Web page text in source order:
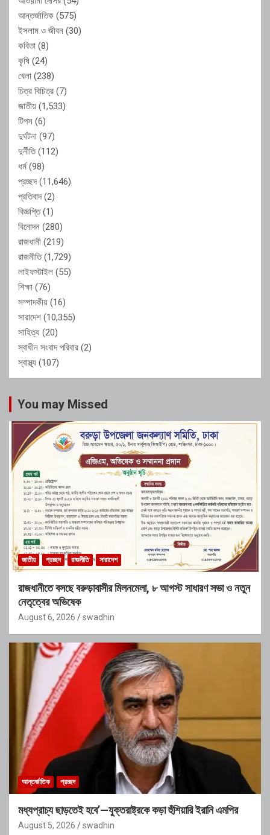
আন্তর্জাতিক (575)
ইসলাম ও জীবন (30)
কবিতা (8)
কৃষি (24)
খেলা (238)
চিত্র বিচিত্র (7)
জাতীয় (1,533)
টিপস (6)
দুর্ঘটনা (97)
দুর্নীতি(112)
ধর্ম(98)
প্রচ্ছদ(11,646)
প্রতিবাদ(2)
বিজ্ঞপ্তি(1)
বিনোদন (280)
রাজধানী (219)
রাজনীতি(1,729)
লাইফস্টাইল (55)
শিক্ষা (76)
সম্পাদকীয় (16)
সারাদেশ (10,355)
সাহিত্য (20)
স্বাধীন সংবাদ পরিবার (2)
স্বাস্থ্য (107)
You may Missed
জাতীয় প্রচ্ছদ রাজনীতি সারাদেশ
রাজধানীতে বসছে বরুড়াবাসীর মিলনমেলা, ৮ আগস্ট সাধারণ সভা ও নতুন
নেতৃত্বের অভিষেক
August 6, 2026 swadhin
আন্তর্জাতিক প্রচ্ছদ
মধ্যপ্রাচ্য ছাড়তেই হবে’—যুক্তরাষ্ট্রকে কড়া হুঁশিয়ারি ইরানি এমপির
August 5, 2026 swadhin